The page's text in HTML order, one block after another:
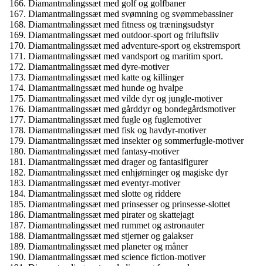
Diamantmalingssæt med golf og golfbaner
Diamantmalingssæt med svømning og svømmebassiner
Diamantmalingssæt med fitness og træningsudstyr
Diamantmalingssæt med outdoor-sport og friluftsliv
Diamantmalingssæt med adventure-sport og ekstremsport
Diamantmalingssæt med vandsport og maritim sport.
Diamantmalingssæt med dyre-motiver
Diamantmalingssæt med katte og killinger
Diamantmalingssæt med hunde og hvalpe
Diamantmalingssæt med vilde dyr og jungle-motiver
Diamantmalingssæt med gårddyr og bondegårdsmotiver
Diamantmalingssæt med fugle og fuglemotiver
Diamantmalingssæt med fisk og havdyr-motiver
Diamantmalingssæt med insekter og sommerfugle-motiver
Diamantmalingssæt med fantasy-motiver
Diamantmalingssæt med drager og fantasifigurer
Diamantmalingssæt med enhjørninger og magiske dyr
Diamantmalingssæt med eventyr-motiver
Diamantmalingssæt med slotte og riddere
Diamantmalingssæt med prinsesser og prinsesse-slottet
Diamantmalingssæt med pirater og skattejagt
Diamantmalingssæt med rummet og astronauter
Diamantmalingssæt med stjerner og galakser
Diamantmalingssæt med planeter og måner
Diamantmalingssæt med science fiction-motiver